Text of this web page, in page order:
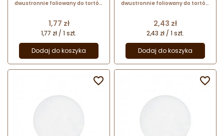
dwustronnie foliowany do tortów
Cena
1,77 zł
1,77 zł / 1 szt.
Dodaj do koszyka
dwustronnie foliowany do tortów
Cena
2,43 zł
2,43 zł / 1 szt.
Dodaj do koszyka
 